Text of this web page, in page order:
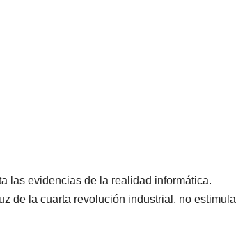
las evidencias de la realidad informática.
de la cuarta revolución industrial, no estimula